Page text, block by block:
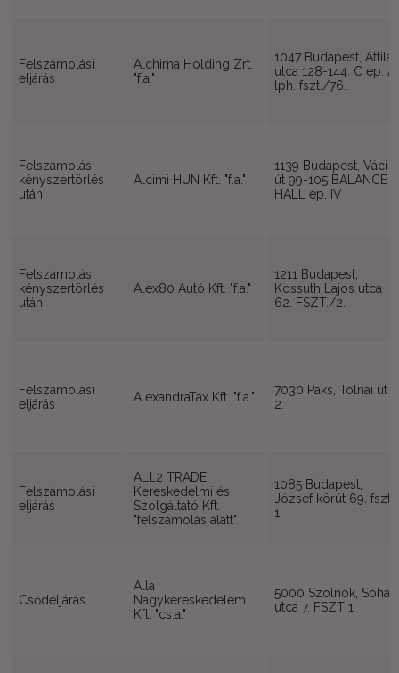
Felszámolási
eljárás
Alchima Holding Zrt.
"f.a."
1047 Budapest, Attila
utca 128-144. C ép. A
lph. fszt./76.
Felszámolás
kényszertörlés
után
Alcimi HUN Kft. "f.a."
1139 Budapest, Váci
út 99-105 BALANCE
HALL ép. IV
Felszámolás
kényszertörlés
után
Alex80 Autó Kft. "f.a."
1211 Budapest,
Kossuth Lajos utca
62. FSZT./2.
Felszámolási
eljárás
AlexandraTax Kft. "f.a."
7030 Paks, Tolnai út
2.
Felszámolási
eljárás
ALL2 TRADE
Kereskedelmi és
Szolgáltató Kft.
"felszámolás alatt"
1085 Budapest,
József körút 69. fszt.
1.
Csődeljárás
Alla
Nagykereskedelem
Kft. "cs.a."
5000 Szolnok, Sóház
utca 7. FSZT 1